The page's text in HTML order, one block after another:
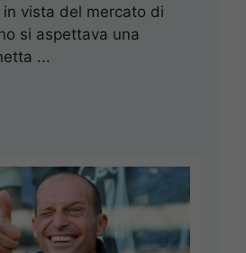
in vista del mercato di
si aspettava una
...